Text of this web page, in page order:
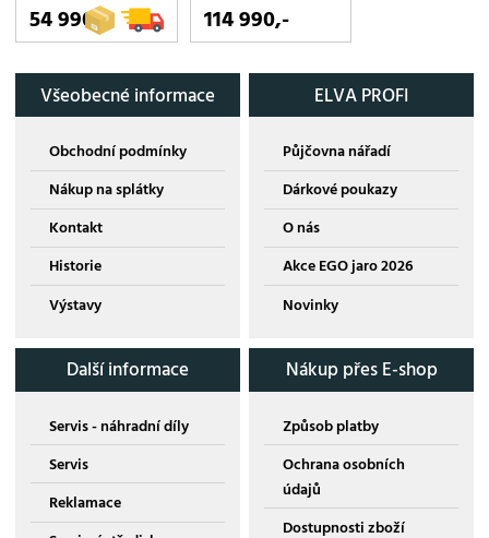
54 990,- 114 990,-
Všeobecné informace
Obchodní podmínky
Nákup na splátky
Kontakt
Historie
Výstavy
ELVA PROFI
Půjčovna nářadí
Dárkové poukazy
O nás
Akce EGO jaro 2026
Novinky
Další informace
Servis - náhradní díly
Servis
Reklamace
Nákup přes E-shop
Způsob platby
Ochrana osobních
údajů
Dostupnosti zboží